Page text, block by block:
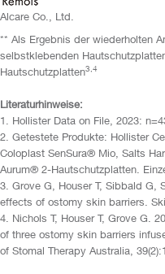
Alcare Co., Ltd.
** Als Ergebnis der wiederholten
selbstklebenden
Hautschutzplatten3,4
Literaturhinweise:
1. Hollister Data on File, 2023:
2. Getestete Produkte: Hollister
Coloplast SenSura® Mio, Salts
Aurum® 2-Hautschutzplatten.
3. Grove G, Houser T, Sibbald G,
effects of ostomy skin barriers.
4. Nichols T, Houser T, Grove G.
of three ostomy skin barriers
of Stomal Therapy Australia,